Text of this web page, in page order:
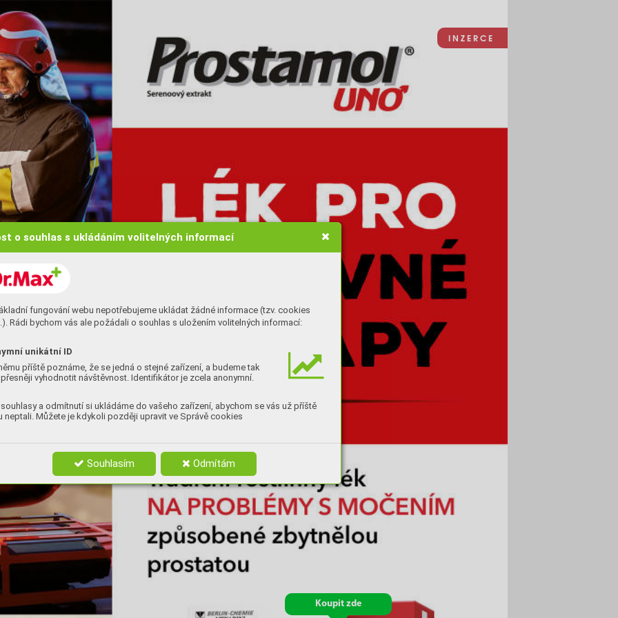
o souhlas s ukládáním volitelných informací
fungování webu nepotřebujeme ukládat žádné informace (tzv. cookies
Rádi bychom vás ale požádali o souhlas s uložením volitelných informací:
unikátní ID
příště poznáme, že se jedná o stejné zařízení, a budeme tak
vyhodnotit návštěvnost. Identifikátor je zcela anonymní.
a odmítnutí si ukládáme do vašeho zařízení, abychom se vás už příště
neptali. Můžete je kdykoli později upravit ve Správě cookies
Souhlasím Odmítám
Koupit zde
I N Z E R C E